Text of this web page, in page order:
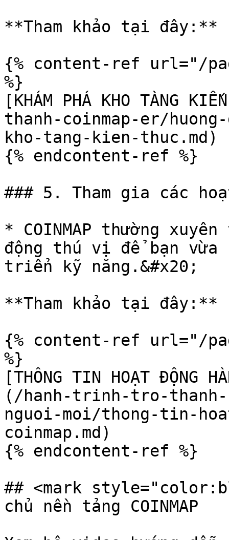
**Tham khảo tại đây:**
{% content-ref url="/
%}
[KHÁM PHÁ KHO TÀNG
thanh-coinmap-er/
kho-tang-kien-thuc.md)
{% endcontent-ref %}
### 5. Tham gia các
* COINMAP thường
động thú vị để bạn
triển kỹ năng.&#x20;
**Tham khảo tại đây:**
{% content-ref url="/
%}
[THÔNG TIN HOẠT ĐỘNG
(/hanh-trinh-tro-thanh-
nguoi-moi/thong-tin-
coinmap.md)
{% endcontent-ref %}
## <mark
chủ nền tảng COINMAP